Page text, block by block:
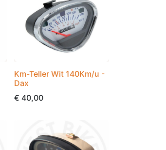
Km-Teller Wit 140Km/u -
Dax
€ 40,00